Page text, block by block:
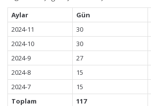
Aylar
Gün
2024-11
30
2024-10
30
2024-9
27
2024-8
15
2024-7
15
Toplam
117